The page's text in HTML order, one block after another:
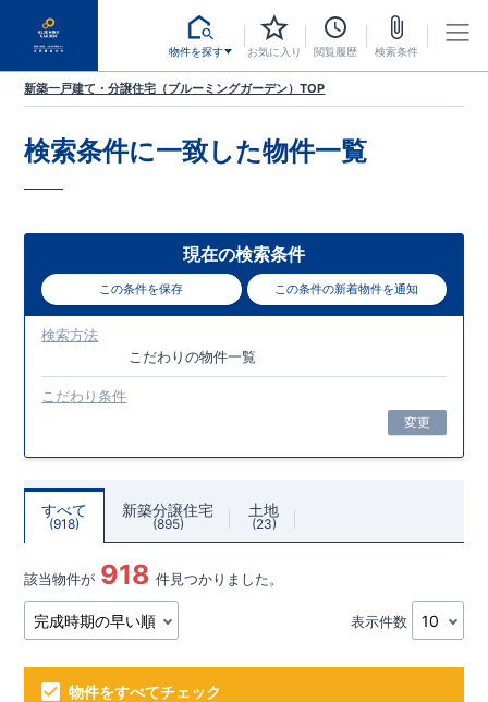
物件を探す お気に入り 閲覧履歴 検索条件
新築一戸建て・分譲住宅（ブルーミングガーデン）TOP
検索条件に一致した物件一覧
現在の検索条件
この条件を保存 この条件の新着物件を通知
検索方法
こだわりの物件一覧
こだわり条件
変更
すべて
918
新築分譲住宅
895
土地
23
該当物件が 918 件見つかりました。
表示件数
物件をすべてチェック